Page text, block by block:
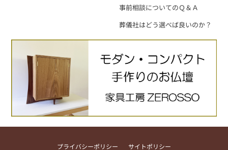
事前相談についてのＱ＆Ａ
葬儀社はどう選べば良いのか？
プライバシーポリシー サイトポリシー